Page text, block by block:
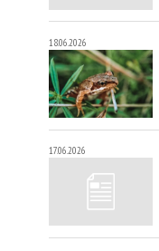
18.06.2026
17.06.2026